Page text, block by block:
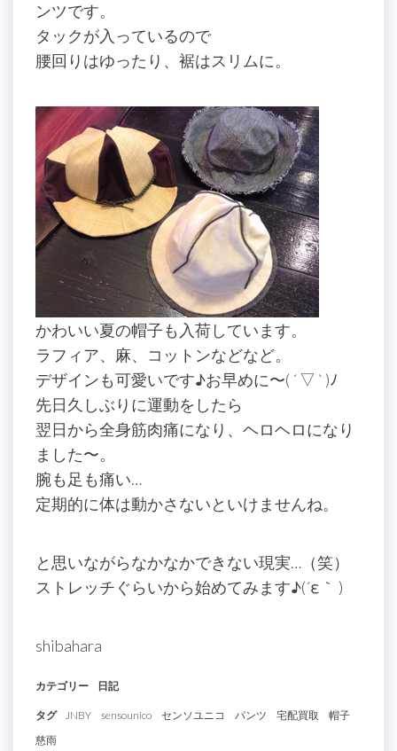
ンツです。
タックが入っているので
腰回りはゆったり、裾はスリムに。
かわいい夏の帽子も入荷しています。
ラフィア、麻、コットンなどなど。
デザインも可愛いです♪お早めに〜( ´ ▽ ` )ﾉ
先日久しぶりに運動をしたら
翌日から全身筋肉痛になり、ヘロヘロになり
ました〜。
腕も足も痛い…
定期的に体は動かさないといけませんね。
と思いながらなかなかできない現実…（笑）
ストレッチぐらいから始めてみます♪(´ε｀ )
shibahara
カテゴリー 日記
タグ JNBY sensounico センソユニコ パンツ 宅配買取
帽子
慈雨